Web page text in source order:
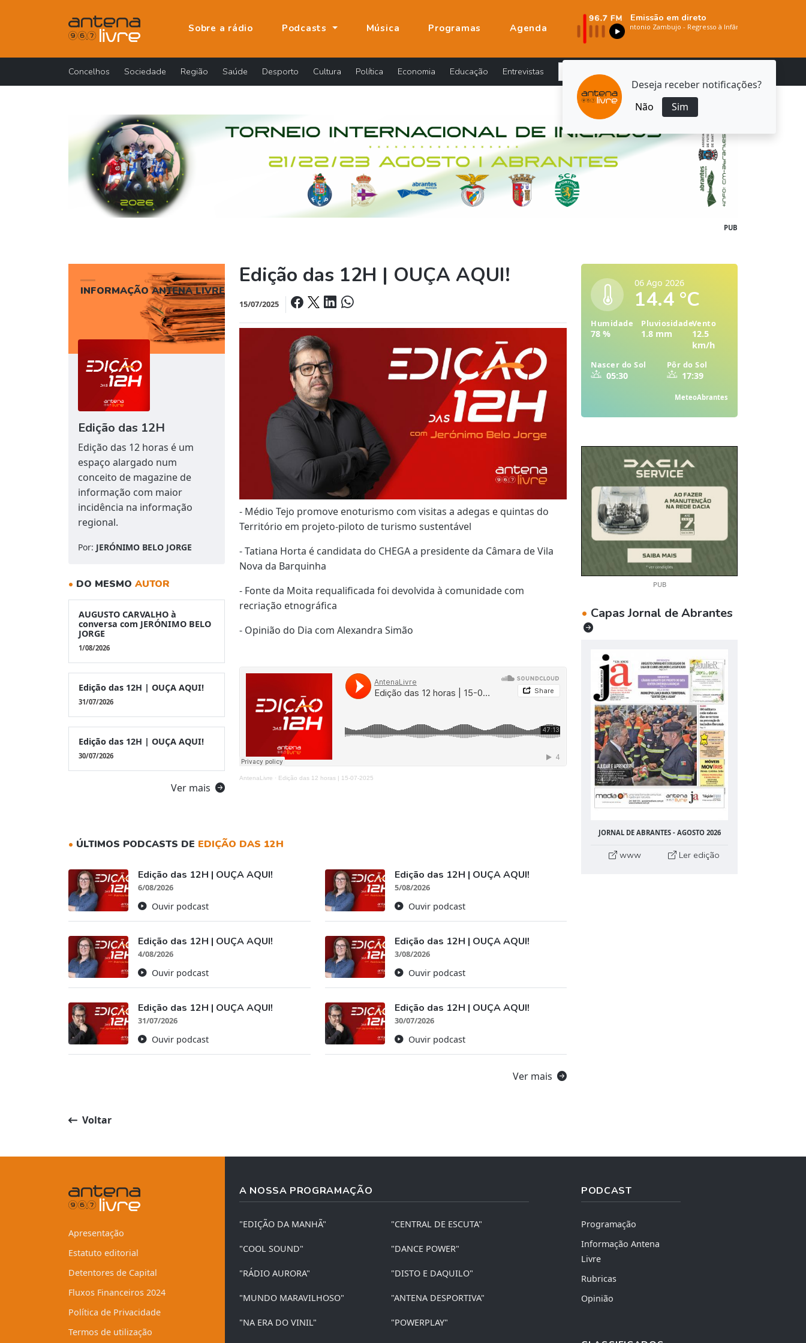
Deseja receber notificações?
Não
Sim
Sobre a rádio Podcasts Música Programas Agenda
Emissão em direto
Concelhos Sociedade Região Saúde Desporto Cultura Política Economia Educação Entrevistas
PUB
INFORMAÇÃO ANTENA LIVRE
Edição das 12H
Edição das 12 horas é um
espaço alargado num
conceito de magazine de
informação com maior
incidência na informação
regional.
Por: JERÓNIMO BELO JORGE
• DO MESMO AUTOR
AUGUSTO CARVALHO à
conversa com JERÓNIMO BELO
JORGE
1/08/2026
Edição das 12H | OUÇA AQUI!
31/07/2026
Edição das 12H | OUÇA AQUI!
30/07/2026
Ver mais
Edição das 12H | OUÇA AQUI!
15/07/2025
- Médio Tejo promove enoturismo com visitas a adegas e quintas do
Território em projeto-piloto de turismo sustentável
- Tatiana Horta é candidata do CHEGA a presidente da Câmara de Vila
Nova da Barquinha
- Fonte da Moita requalificada foi devolvida à comunidade com
recriação etnográfica
- Opinião do Dia com Alexandra Simão
AntenaLivre · Edição das 12 horas | 15-07-2025
• ÚLTIMOS PODCASTS DE EDIÇÃO DAS 12H
Edição das 12H | OUÇA AQUI!
6/08/2026
Ouvir podcast
Edição das 12H | OUÇA AQUI!
5/08/2026
Ouvir podcast
Edição das 12H | OUÇA AQUI!
4/08/2026
Ouvir podcast
Edição das 12H | OUÇA AQUI!
3/08/2026
Ouvir podcast
Edição das 12H | OUÇA AQUI!
31/07/2026
Ouvir podcast
Edição das 12H | OUÇA AQUI!
30/07/2026
Ouvir podcast
Ver mais
Voltar
06 Ago 2026
14.4 °C
Humidade
78 %
Pluviosidade
1.8 mm
Vento
12.5
km/h
Nascer do Sol
05:30
Pôr do Sol
17:39
MeteoAbrantes
PUB
• Capas Jornal de Abrantes
JORNAL DE ABRANTES - AGOSTO 2026
www Ler edição
Apresentação
Estatuto editorial
Detentores de Capital
Fluxos Financeiros 2024
Política de Privacidade
Termos de utilização
A NOSSA PROGRAMAÇÃO
"EDIÇÃO DA MANHÃ" "CENTRAL DE ESCUTA"
"COOL SOUND" "DANCE POWER"
"RÁDIO AURORA" "DISTO E DAQUILO"
"MUNDO MARAVILHOSO" "ANTENA DESPORTIVA"
"NA ERA DO VINIL" "POWERPLAY"
PODCAST
Programação
Informação Antena
Livre
Rubricas
Opinião